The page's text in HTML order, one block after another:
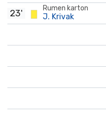
Rumen karton
J. Krivak
23'